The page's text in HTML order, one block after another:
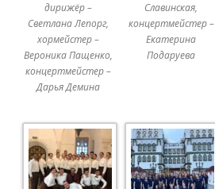
дирижёр –
Светлана Лепорг,
хормейстер –
Вероника Пащенко,
концертмейстер –
Дарья Демина
Славинская,
концертмейстер –
Екатерина
Подаруева